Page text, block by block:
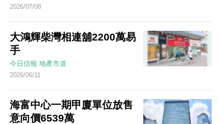
2026/07/08
大鴻輝柴灣相連舖2200萬易
手
今日信報 地產市道
2026/06/11
海富中心一期甲廈單位放售
意向價6539萬